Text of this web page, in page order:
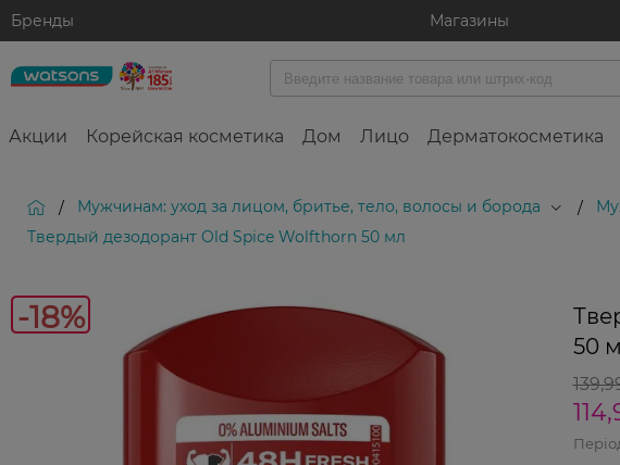
Бренды Магазины
Акции Корейская косметика Дом Лицо Дерматокосметика
/ Мужчинам: уход за лицом, бритье, тело, волосы и борода /
Твердый дезодорант Old Spice Wolfthorn 50 мл
-18%
50